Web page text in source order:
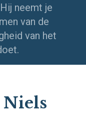
neemt je
van de
van het
Niels